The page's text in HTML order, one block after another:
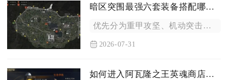
暗区突围最强六套装备搭配哪些好
优先分为重甲攻坚、机动突击、远距离狙击、巷战贴脸、均衡通用、...
2026-07-31
如何进入阿瓦隆之王英魂商店完成购买